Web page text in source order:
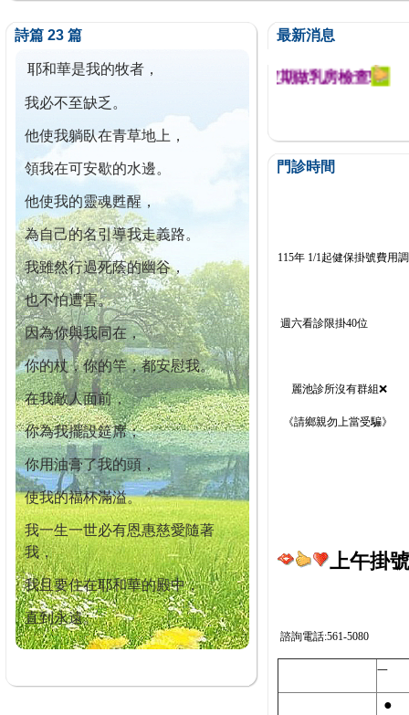
詩篇 23 篇
耶和華是我的牧者，
我必不至缺乏。
他使我躺臥在青草地上，
領我在可安歇的水邊。
他使我的靈魂甦醒，
為自己的名引導我走義路。
我雖然行過死蔭的幽谷，
也不怕遭害。
因為你與我同在，
你的杖，你的竿，都安慰我。
在我敵人面前，
你為我擺設筵席；
你用油膏了我的頭，
使我的福杯滿溢。
我一生一世必有恩惠慈愛隨著
我，
我且要住在耶和華的殿中，
直到永遠。
最新消息
今已篩檢出1700位乳癌患者,提醒您定期做乳房檢查!
門診時間
115年 1/1起健保掛號費用
週六看診限掛40位
麗池診所沒有群組❌
《請鄉親勿上當受騙》
上午掛
諮詢電話:561-5080
一
●